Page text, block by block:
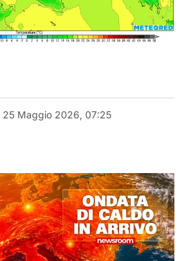
25 Maggio 2026, 07:25